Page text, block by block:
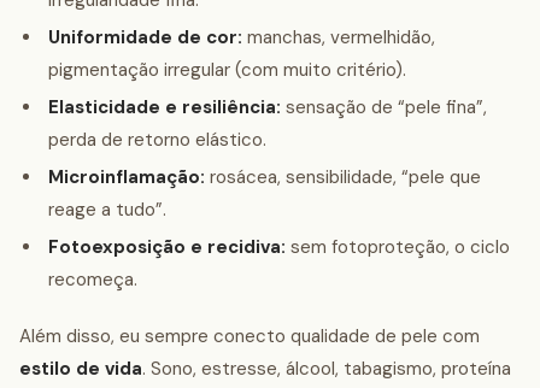
Uniformidade de cor: manchas, vermelhidão,
pigmentação irregular (com muito critério).
Elasticidade e resiliência: sensação de “pele fina”,
perda de retorno elástico.
Microinflamação: rosácea, sensibilidade, “pele que
reage a tudo”.
Fotoexposição e recidiva: sem fotoproteção, o ciclo
recomeça.
Além disso, eu sempre conecto qualidade de pele com
estilo de vida. Sono, estresse, álcool, tabagismo, proteína